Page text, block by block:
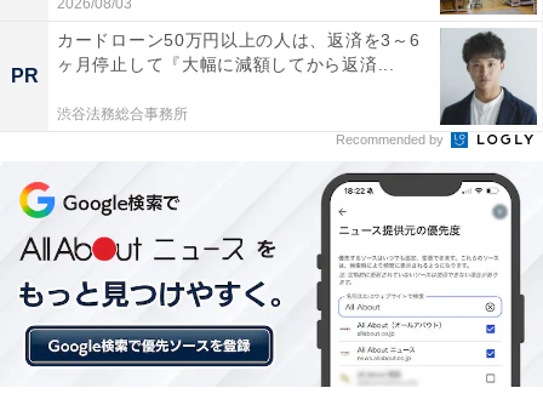
【今日チェックしたい】Dysonの人気商品5選
Dyson「SV11 SLM」
2026/08/03
PR
カードローン50万円以上の人は、返済を3～6
ヶ月停止して『大幅に減額してから返済...
渋谷法務総合事務所
Recommended by